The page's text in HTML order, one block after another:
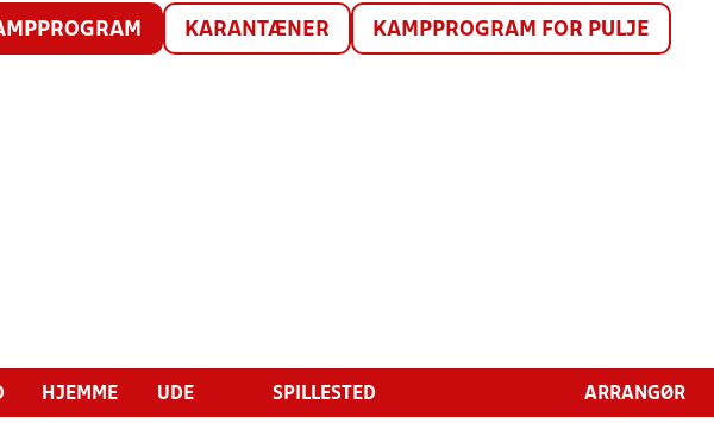
KARANTÆNER KAMPPROGRAM FOR PULJE
HJEMME UDE SPILLESTED ARRANGØR